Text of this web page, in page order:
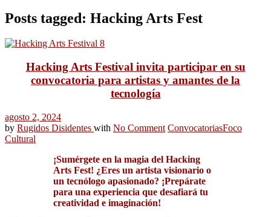
Posts tagged: Hacking Arts Fest
Hacking Arts Festival invita participar en su
convocatoria para artistas y amantes de la
tecnología
agosto 2, 2024
by Rugidos Disidentes with No Comment ConvocatoriasFoco
Cultural
¡Sumérgete en la magia del Hacking
Arts Fest! ¿Eres un artista visionario o
un tecnólogo apasionado? ¡Prepárate
para una experiencia que desafiará tu
creatividad e imaginación!